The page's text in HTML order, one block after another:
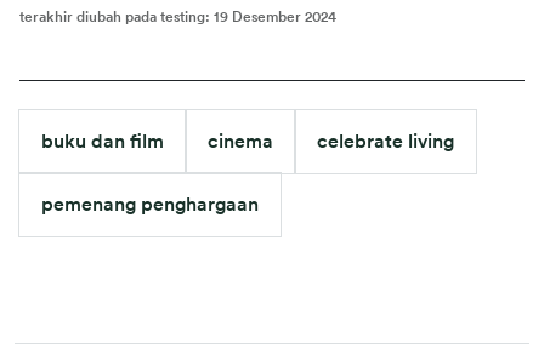
terakhir diubah pada testing: 19 Desember 2024
buku dan film cinema celebrate living
pemenang penghargaan